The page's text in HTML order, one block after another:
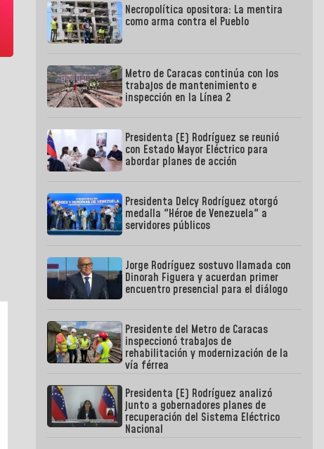
Necropolítica opositora: La mentira
como arma contra el Pueblo
Metro de Caracas continúa con los
trabajos de mantenimiento e
inspección en la Línea 2
Presidenta (E) Rodríguez se reunió
con Estado Mayor Eléctrico para
abordar planes de acción
Presidenta Delcy Rodríguez otorgó
medalla "Héroe de Venezuela" a
servidores públicos
Jorge Rodríguez sostuvo llamada con
Dinorah Figuera y acuerdan primer
encuentro presencial para el diálogo
Presidente del Metro de Caracas
inspeccionó trabajos de
rehabilitación y modernización de la
vía férrea
Presidenta (E) Rodríguez analizó
junto a gobernadores planes de
recuperación del Sistema Eléctrico
Nacional